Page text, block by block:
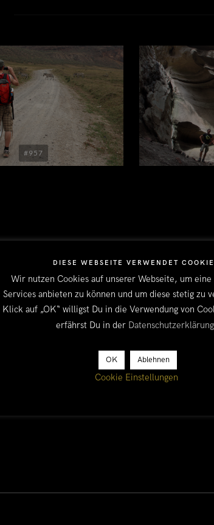
#957
ac elit orci, et cursus mauris. Nulla vehicula
DIESE WEBSEITE VERWENDET
Wir nutzen Cookies auf unserer Webseite, um eine
Services anbieten zu können und um diese stetig zu
Klick auf „OK“ willigst Du in die Verwendung von
erfährst Du in der Datenschutzerklärung
OK Ablehnen
Cookie Einstellungen